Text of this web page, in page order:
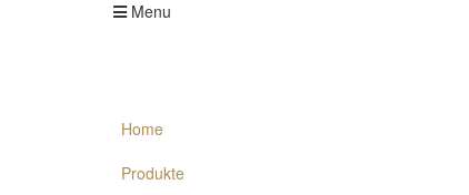
Menu
Home
Produkte